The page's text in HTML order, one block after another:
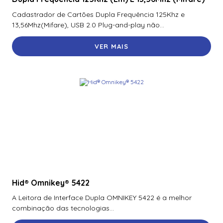
70300Aep0N | Assa Abloy | Placa De Expansão Para
Monitoramento Vertx V300
71000Bep0N01A | Assa Abloy | Controlador Vertx Evo™
V1000
900Nnnnek2037P | Assa Abloy | Leitor De Proximidade R10
900Nsnnek20000 | Assa Abloy | Leitor De Proximidade R10
Cadastrador de Cartões Dupla Frequência 125Khz e
13,56Mhz(Mifare), USB 2.0 Plug-and-play não...
VER MAIS
Hid® Omnikey® 5422
A Leitora de Interface Dupla OMNIKEY 5422 é a melhor
combinação das tecnologias...